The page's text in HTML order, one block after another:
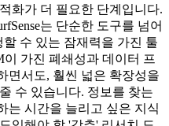
화가 더 필요한 단계입니다.
는 단순한 도구를 넘어
수 있는 잠재력을 가진 툴
가진 폐쇄성과 데이터 프
면서도, 훨씬 넓은 확장성을
수 있습니다. 정보를 찾는
는 시간을 늘리고 싶은 지식